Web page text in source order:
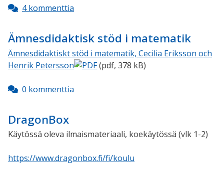
4 kommenttia
Ämnesdidaktisk stöd i matematik
Ämnesdidaktiskt stöd i matematik, Cecilia Eriksson och
Henrik Petersson
(pdf, 378 kB)
0 kommenttia
DragonBox
Käytössä oleva ilmaismateriaali, koekäytössä (vlk 1-2)
https://www.dragonbox.fi/fi/koulu